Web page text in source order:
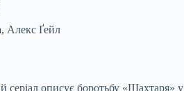
Алекс Ґейл
серіал описує боротьбу «Шахтаря» у